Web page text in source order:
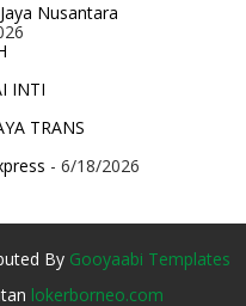
Nusantara
INTI
TRANS
- 6/18/2026
By Gooyaabi Templates
lokerborneo.com